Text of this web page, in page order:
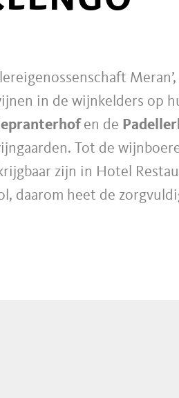
in de wijnkelders op
en de
Tot de
zijn in Hotel
daarom heet de